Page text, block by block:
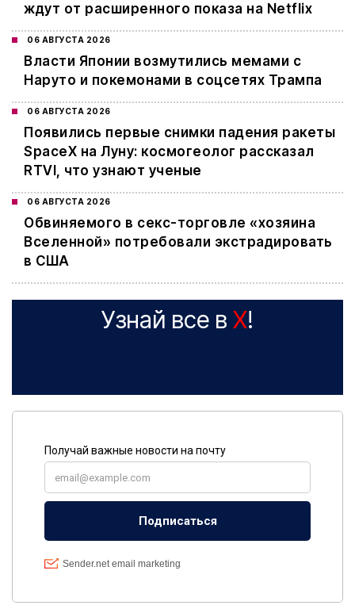
ждут от расширенного показа на Netflix
06 АВГУСТА 2026
Власти Японии возмутились мемами с
Наруто и покемонами в соцсетях Трампа
06 АВГУСТА 2026
Появились первые снимки падения ракеты
SpaceX на Луну: космогеолог рассказал
RTVI, что узнают ученые
06 АВГУСТА 2026
Обвиняемого в секс-торговле «хозяина
Вселенной» потребовали экстрадировать
в США
Узнай все в X!